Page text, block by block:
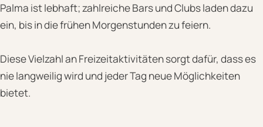
Palma ist lebhaft; zahlreiche Bars und Clubs laden dazu
ein, bis in die frühen Morgenstunden zu feiern.
Diese Vielzahl an Freizeitaktivitäten sorgt dafür, dass es
nie langweilig wird und jeder Tag neue Möglichkeiten
bietet.